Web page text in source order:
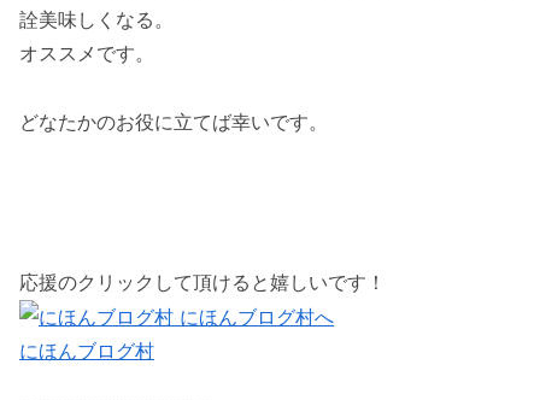
詮美味しくなる。
オススメです。
どなたかのお役に立てば幸いです。
応援のクリックして頂けると嬉しいです！
にほんブログ村